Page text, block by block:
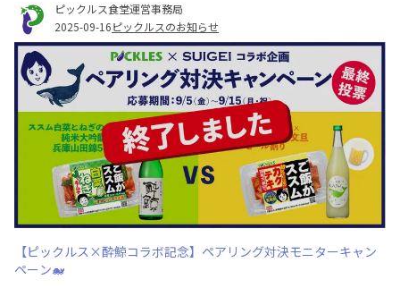
ピックルス食堂運営事務局
2025-09-16ピックルスのお知らせ
【ピックルス×酔鯨コラボ記念】ペアリング対決モニターキャン
ペーン🐋